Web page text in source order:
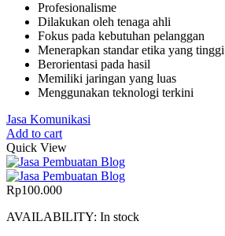
Profesionalisme
Dilakukan oleh tenaga ahli
Fokus pada kebutuhan pelanggan
Menerapkan standar etika yang tinggi
Berorientasi pada hasil
Memiliki jaringan yang luas
Menggunakan teknologi terkini
Jasa Komunikasi
Add to cart
Quick View
Rp100.000
AVAILABILITY: In stock